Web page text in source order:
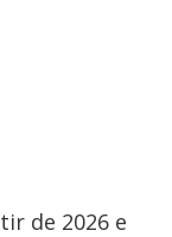
de 2026 e